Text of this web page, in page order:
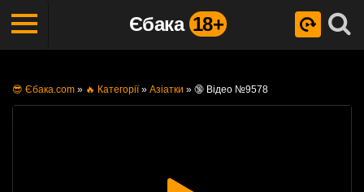
Єбака 18+
😎 Єбака.com » 🔥 Категорії» Азіатки » 🔞 Відео №9578